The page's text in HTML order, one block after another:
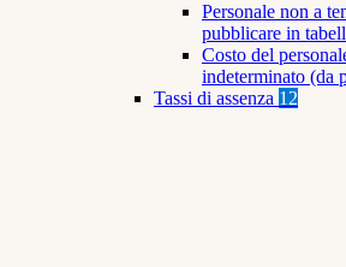
Personale non a
pubblicare in
Costo del
indeterminato (da
Tassi di assenza 12